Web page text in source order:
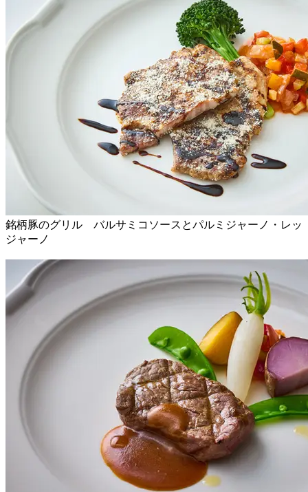
銘柄豚のグリル バルサミコソースとパルミジャーノ・レッ
ジャーノ